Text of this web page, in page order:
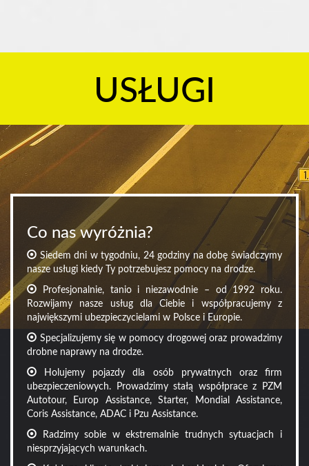
USŁUGI
Co nas wyróżnia?
Siedem dni w tygodniu, 24 godziny na dobę świadczymy
nasze usługi kiedy Ty potrzebujesz pomocy na drodze.
Profesjonalnie, tanio i niezawodnie – od 1992 roku.
Rozwijamy nasze usług dla Ciebie i współpracujemy z
największymi ubezpieczycielami w Polsce i Europie.
Specjalizujemy się w pomocy drogowej oraz prowadzimy
drobne naprawy na drodze.
Holujemy pojazdy dla osób prywatnych oraz firm
ubezpieczeniowych. Prowadzimy stałą współprace z PZM
Autotour, Europ Assistance, Starter, Mondial Assistance,
Coris Assistance, ADAC i Pzu Assistance.
Radzimy sobie w ekstremalnie trudnych sytuacjach i
niesprzyjających warunkach.